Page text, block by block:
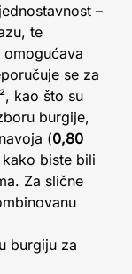
–
te
omogućava
se za
kao što su
burgije,
(0,80
kako biste bili
Za slične
burgiju za